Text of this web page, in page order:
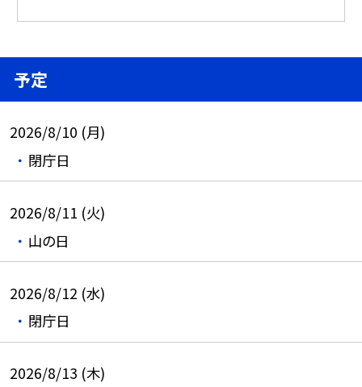
予定
2026/8/10 (月)
閉庁日
2026/8/11 (火)
山の日
2026/8/12 (水)
閉庁日
2026/8/13 (木)